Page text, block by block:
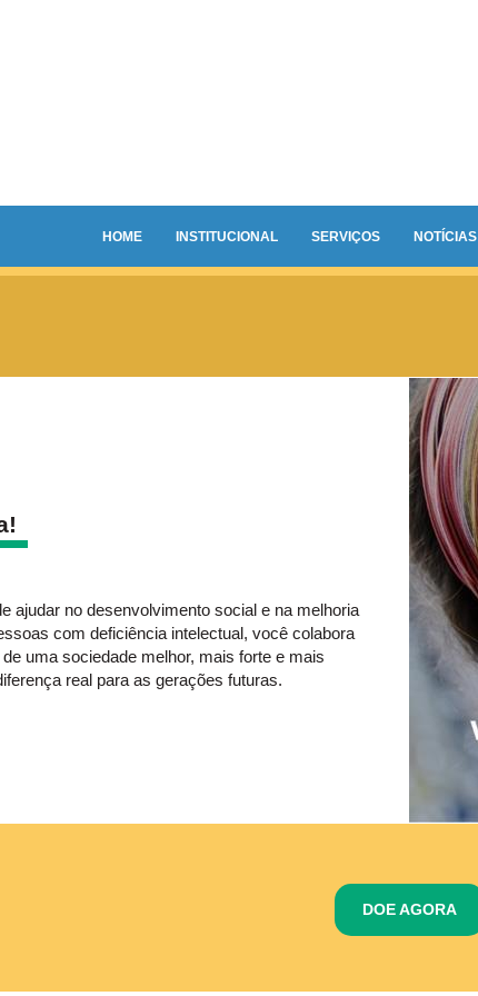
HOME INSTITUCIONAL SERVIÇOS NOTÍCIAS
ajudar no desenvolvimento social e na melhoria
com deficiência intelectual, você colabora
uma sociedade melhor, mais forte e mais
real para as gerações futuras.
DOE AGORA